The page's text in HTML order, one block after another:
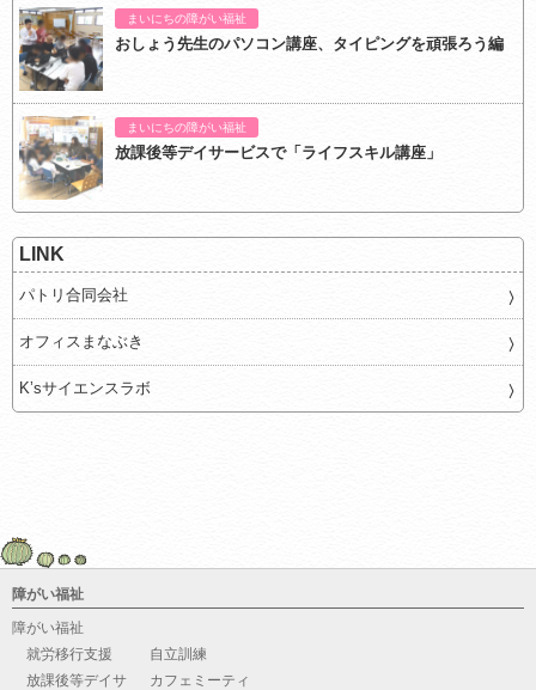
まいにちの障がい福祉
おしょう先生のパソコン講座、タイピングを頑張ろう編
まいにちの障がい福祉
放課後等デイサービスで「ライフスキル講座」
LINK
パトリ合同会社
オフィスまなぶき
K’sサイエンスラボ
障がい福祉
障がい福祉
就労移行支援
自立訓練
放課後等デイサ
カフェミーティ